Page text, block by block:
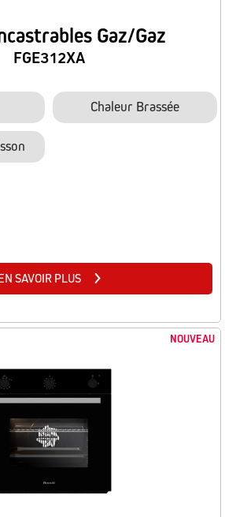
Gaz/Gaz
FGE312XA
Chaleur Brassée
SAVOIR PLUS
NOUVEAU